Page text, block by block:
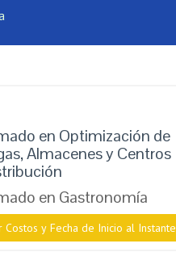
en Optimización de
Almacenes y Centros
en Gastronomía
Costos y Fecha de Inicio al Instante